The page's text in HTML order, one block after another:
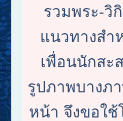
รวมพระ-วิ
แนวทางส
เพื่อนนักสะ
รูปภาพบางภ
หน้า จึงขอใ